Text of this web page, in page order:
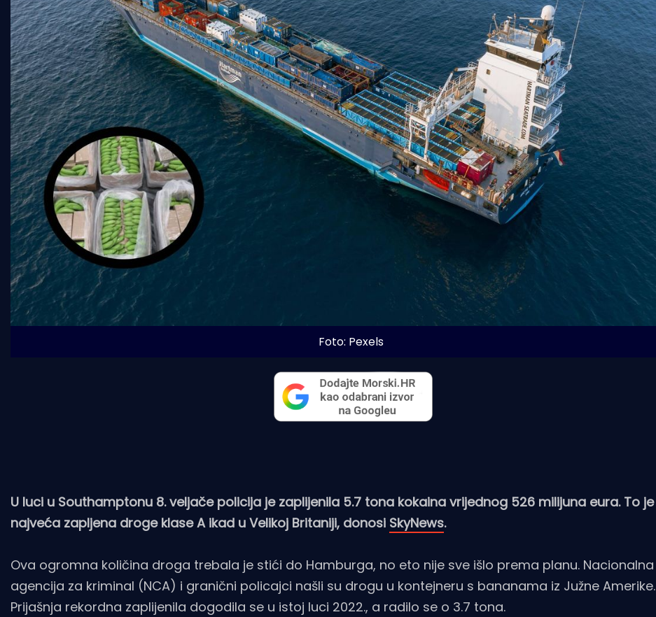
Foto: Pexels
U luci u Southamptonu 8. veljače policija je zaplijenila 5.7 tona kokaina vrijednog 526 milijuna eura. To je
najveća zapljena droge klase A ikad u Velikoj Britaniji, donosi SkyNews.
Ova ogromna količina droga trebala je stići do Hamburga, no eto nije sve išlo prema planu. Nacionalna
agencija za kriminal (NCA) i granični policajci našli su drogu u kontejneru s bananama iz Južne Amerike.
Prijašnja rekordna zaplijenila dogodila se u istoj luci 2022., a radilo se o 3.7 tona.